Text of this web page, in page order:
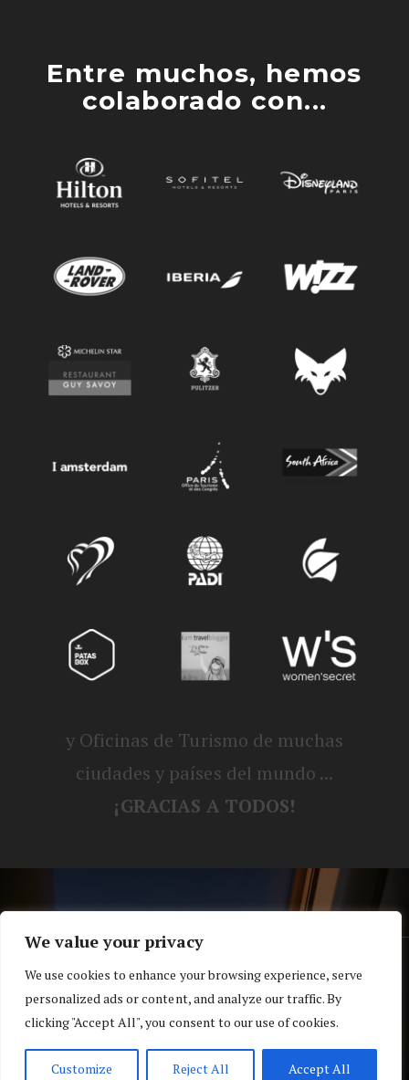
We value your privacy
We use cookies to enhance your browsing experience, serve
personalized ads or content, and analyze our traffic. By
clicking "Accept All", you consent to our use of cookies.
Customize Reject All Accept All
Entre muchos, hemos
colaborado con...
y Oficinas de Turismo de muchas
ciudades y países del mundo ...
¡GRACIAS A TODOS!
® Blog personal de Alex, Nerea, Turbo y
Koko |Política de privacidad y cookies
Top